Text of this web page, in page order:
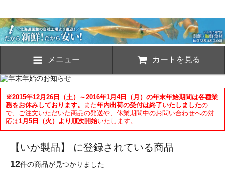
メニュー カートを見る
※2015年12月26日（土）～2016年1月4日（月）の年末年始期間は各種業
務をお休みしております。
また年内出荷の受付は終了いたしましたの
で、ご注文いただいた商品の発送や、休業期間中のお問い合わせへの対
応は1月5日（火）より順次開始いたします。
【いか製品】 に登録されている商品
12件の商品が見つかりました